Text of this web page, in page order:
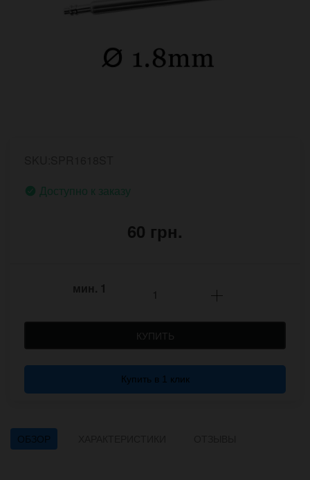
Доступно к заказу
60 грн.
мин. 1
КУПИТЬ
Купить в 1 клик
ОБЗОР